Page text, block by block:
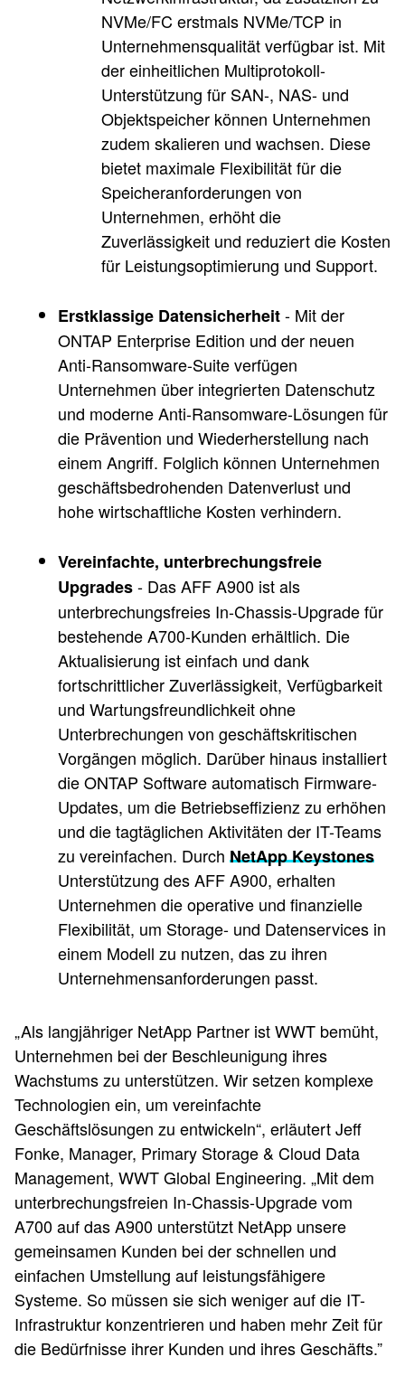
NVMe/FC erstmals NVMe/TCP in
Unternehmensqualität verfügbar ist. Mit
der einheitlichen Multiprotokoll-
Unterstützung für SAN-, NAS- und
Objektspeicher können Unternehmen
zudem skalieren und wachsen. Diese
bietet maximale Flexibilität für die
Speicheranforderungen von
Unternehmen, erhöht die
Zuverlässigkeit und reduziert die Kosten
für Leistungsoptimierung und Support.
Erstklassige Datensicherheit- Mit der
ONTAP Enterprise Edition und der neuen
Anti-Ransomware-Suite verfügen
Unternehmen über integrierten Datenschutz
und moderne Anti-Ransomware-Lösungen für
die Prävention und Wiederherstellung nach
einem Angriff. Folglich können Unternehmen
geschäftsbedrohenden Datenverlust und
hohe wirtschaftliche Kosten verhindern.
Vereinfachte, unterbrechungsfreie
Upgrades- Das AFF A900 ist als
unterbrechungsfreies In-Chassis-Upgrade für
bestehende A700-Kunden erhältlich. Die
Aktualisierung ist einfach und dank
fortschrittlicher Zuverlässigkeit, Verfügbarkeit
und Wartungsfreundlichkeit ohne
Unterbrechungen von geschäftskritischen
Vorgängen möglich. Darüber hinaus installiert
die ONTAP Software automatisch Firmware-
Updates, um die Betriebseffizienz zu erhöhen
und die tagtäglichen Aktivitäten der IT-Teams
zu vereinfachen. Durch NetApp Keystones
Unterstützung des AFF A900, erhalten
Unternehmen die operative und finanzielle
Flexibilität, um Storage- und Datenservices in
einem Modell zu nutzen, das zu ihren
Unternehmensanforderungen passt.
„Als langjähriger NetApp Partner ist WWT bemüht,
Unternehmen bei der Beschleunigung ihres
Wachstums zu unterstützen. Wir setzen komplexe
Technologien ein, um vereinfachte
Geschäftslösungen zu entwickeln“, erläutert Jeff
Fonke, Manager, Primary Storage & Cloud Data
Management, WWT Global Engineering. „Mit dem
unterbrechungsfreien In-Chassis-Upgrade vom
A700 auf das A900 unterstützt NetApp unsere
gemeinsamen Kunden bei der schnellen und
einfachen Umstellung auf leistungsfähigere
Systeme. So müssen sie sich weniger auf die IT-
Infrastruktur konzentrieren und haben mehr Zeit für
die Bedürfnisse ihrer Kunden und ihres Geschäfts.”